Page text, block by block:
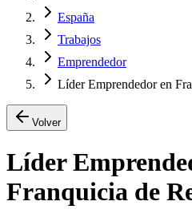
España
Trabajos
Emprendedor
Líder Emprendedor en
Volver
Líder
Franquicia de